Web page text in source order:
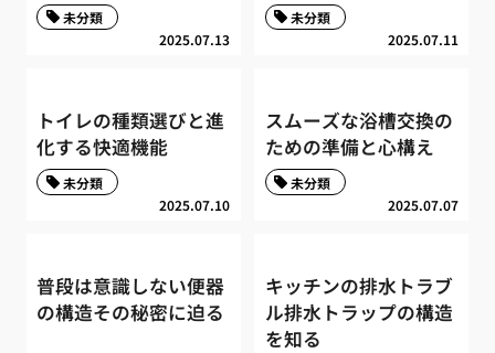
2025.07.13
未分類
2025.07.11
未分類
トイレの種類選びと進
化する快適機能
2025.07.10
未分類
スムーズな浴槽交換の
ための準備と心構え
2025.07.07
未分類
普段は意識しない便器
の構造その秘密に迫る
キッチンの排水トラブ
ル排水トラップの構造
を知る